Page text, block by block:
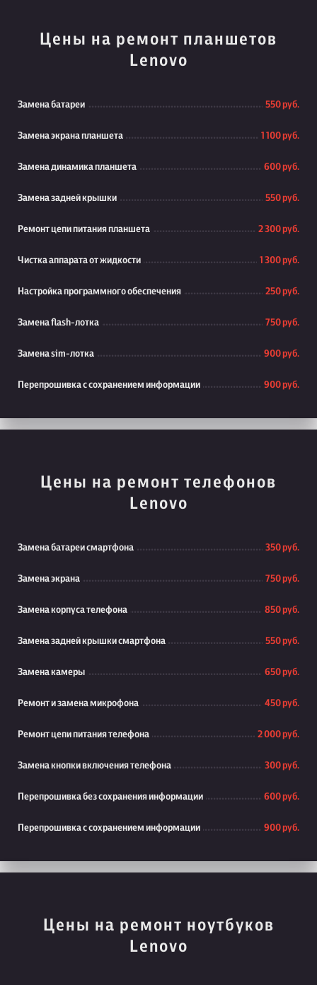
Цены на ремонт планшетов
Lenovo
Замена батареи 550 руб.
Замена экрана планшета 1 100 руб.
Замена динамика планшета 600 руб.
Замена задней крышки 550 руб.
Ремонт цепи питания планшета 2 300 руб.
Чистка аппарата от жидкости 1 300 руб.
Настройка программного обеспечения 250 руб.
Замена flash-лотка 750 руб.
Замена sim-лотка 900 руб.
Перепрошивка с сохранением информации 900 руб.
Цены на ремонт телефонов
Lenovo
Замена батареи смартфона 350 руб.
Замена экрана 750 руб.
Замена корпуса телефона 850 руб.
Замена задней крышки смартфона 550 руб.
Замена камеры 650 руб.
Ремонт и замена микрофона 450 руб.
Ремонт цепи питания телефона 2 000 руб.
Замена кнопки включения телефона 300 руб.
Перепрошивка без сохранения информации 600 руб.
Перепрошивка с сохранением информации 900 руб.
Цены на ремонт ноутбуков
Lenovo